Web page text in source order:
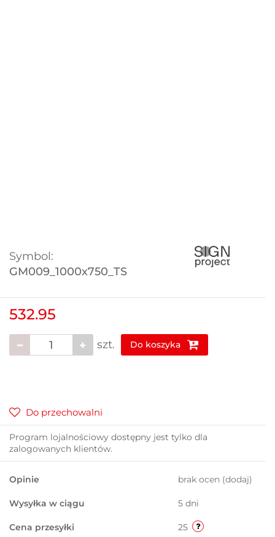
Symbol:
GM009_1000x750_TS
532.95
szt. Do koszyka
Do przechowalni
Program lojalnościowy dostępny jest tylko dla
zalogowanych klientów.
Opinie brak ocen (dodaj)
Wysyłka w ciągu 5 dni
Cena przesyłki 25